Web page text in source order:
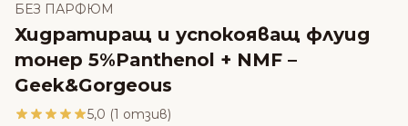
БЕЗ ПАРФЮМ
Хидратиращ и успокояващ флуид
тонер 5%Panthenol + NMF –
Geek&Gorgeous
5,0 (1 отзив)